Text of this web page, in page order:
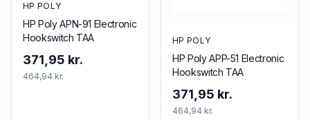
HP POLY
HP Poly APN-91 Electronic
Hookswitch TAA
371,95 kr.
464,94 kr.
HP POLY
HP Poly APP-51 Electronic
Hookswitch TAA
371,95 kr.
464,94 kr.